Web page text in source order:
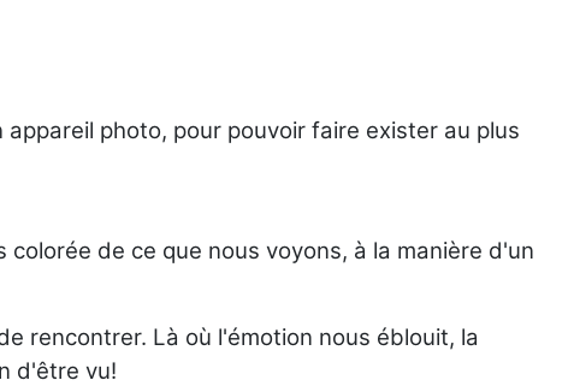
photo, pour pouvoir faire exister au plus
de ce que nous voyons, à la manière d'un
rencontrer. Là où l'émotion nous éblouit, la
d'être vu!